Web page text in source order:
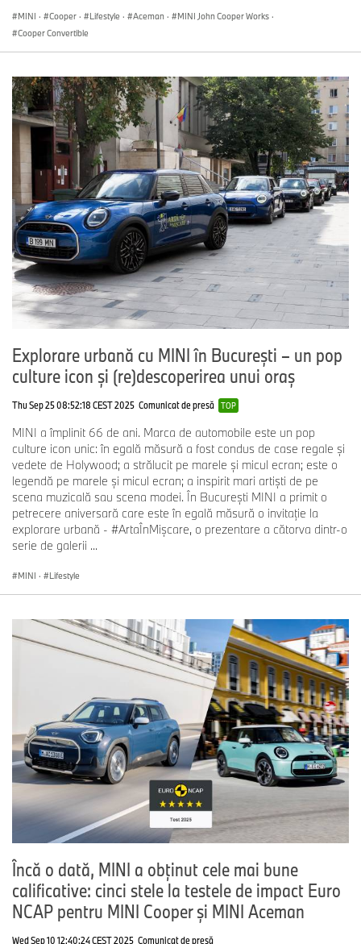
MINI · Cooper · Lifestyle · Aceman · MINI John Cooper Works ·
Cooper Convertible
Explorare urbană cu MINI în București – un pop
culture icon și (re)descoperirea unui oraș
Thu Sep 25 08:52:18 CEST 2025 Comunicat de presă TOP
MINI a împlinit 66 de ani. Marca de automobile este un pop
culture icon unic: în egală măsură a fost condus de case regale și
vedete de Holywood; a strălucit pe marele și micul ecran; este o
legendă pe marele și micul ecran; a inspirit mari artiști de pe
scena muzicală sau scena modei. În București MINI a primit o
petrecere aniversară care este în egală măsură o invitație la
explorare urbană - #ArtaÎnMișcare, o prezentare a cătorva dintr-o
serie de galerii ...
MINI · Lifestyle
Încă o dată, MINI a obţinut cele mai bune
calificative: cinci stele la testele de impact Euro
NCAP pentru MINI Cooper şi MINI Aceman
Wed Sep 10 12:40:24 CEST 2025 Comunicat de presă